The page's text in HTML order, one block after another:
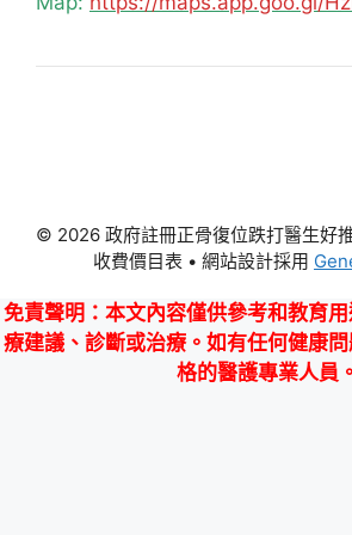
© 2026 政府註冊正骨復位跌打醫生好
收費價目表 • 網站設計採用
免責聲明 ：本文內容僅供參考和教育
療建議、診斷或治療。如有任何健康
格的醫護專業人員。